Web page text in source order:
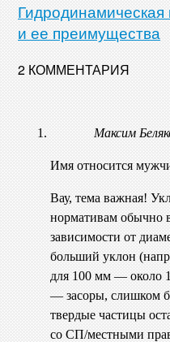
Гидродинамическая
и ее преимущества
2 КОММЕНТАРИЯ
Максим
Имя относится
Вау, тема важная!
нормативам обычно
зависимости от
больший уклон
для 100 мм — около
— засоры, слишком
твердые частицы
со СП/местными